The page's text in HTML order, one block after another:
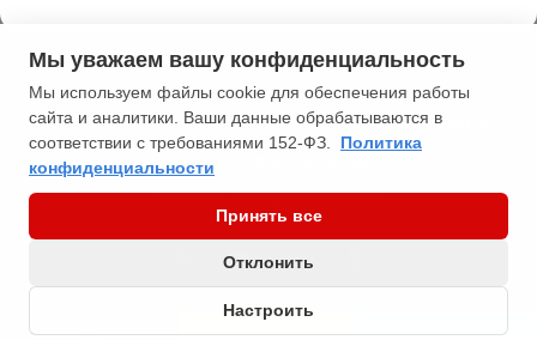
2013-2026 Типичная Москва. 16+. Мнение редакции может не
Политика конфиденциальности
RSS YouTubevk.com
Мы уважаем вашу конфиденциальность
Мы используем файлы cookie для обеспечения работы
сайта и аналитики. Ваши данные обрабатываются в
соответствии с требованиями 152-ФЗ.
Политика
конфиденциальности
Принять все
Отклонить
Настроить